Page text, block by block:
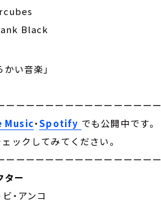
Black
い音楽」
ーーーーーーーーーーーーーーーー
Music・Spotify でも公開中です。
ックしてみてください。
ーーーーーーーーーーーーーーーー
ター
・アンコ